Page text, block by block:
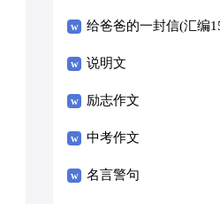
给爸爸的一封信(汇编
说明文
励志作文
中考作文
名言警句